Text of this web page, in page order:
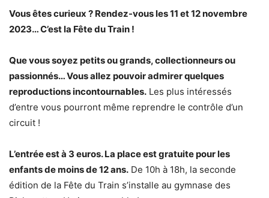
Vous êtes curieux ? Rendez-vous les 11 et 12 novembre
2023… C’est la Fête du Train !
Que vous soyez petits ou grands, collectionneurs ou
passionnés… Vous allez pouvoir admirer quelques
reproductions incontournables. Les plus intéressés
d’entre vous pourront même reprendre le contrôle d’un
circuit !
L’entrée est à 3 euros. La place est gratuite pour les
enfants de moins de 12 ans. De 10h à 18h, la seconde
édition de la Fête du Train s’installe au gymnase des